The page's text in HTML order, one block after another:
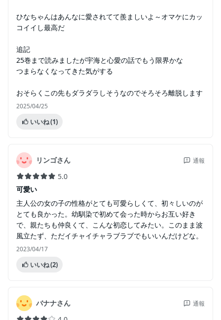
ひなちゃんはあんなに愛されてて羨ましいよ～オマケにカッ
コイイし最高だ
追記
25巻まで読みましたが宇海と心愛の話でもう限界かな
つまらなくなってきた気がする
おそらくこの先もダラダラしそうなのでそろそろ離脱します
2025/04/25
いいね(1)
リンゴさん 通報
5.0
可愛い
主人公の女の子の性格がとても可愛らしくて、初々しいのが
とても良かった。幼馴染で初めて会った時からお互い好き
で、親たちも仲良くて、こんな初恋してみたい。このまま波
風立たず、ただイチャイチャラブラブでもいいんだけどな。
2023/04/17
いいね(2)
バナナさん 通報